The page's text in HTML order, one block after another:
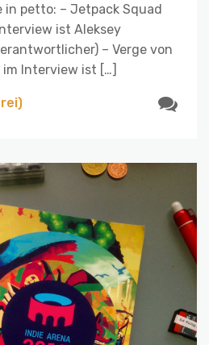
in petto: – Jetpack Squad
ist Aleksey
– Verge von
im Interview ist […]